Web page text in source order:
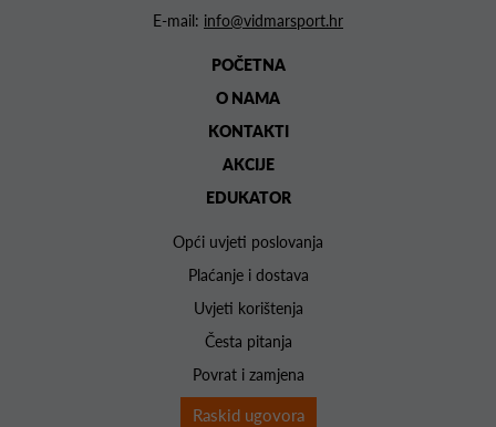
E-mail: info@vidmarsport.hr
POČETNA
O NAMA
KONTAKTI
AKCIJE
EDUKATOR
Opći uvjeti poslovanja
Plaćanje i dostava
Uvjeti korištenja
Česta pitanja
Povrat i zamjena
Raskid ugovora